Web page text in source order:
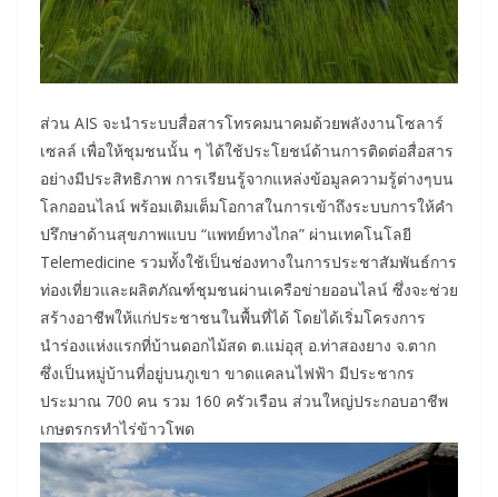
ส่วน AIS จะนำระบบสื่อสารโทรคมนาคมด้วยพลังงานโซลาร์
เซลล์ เพื่อให้ชุมชนนั้น ๆ ได้ใช้ประโยชน์ด้านการติดต่อสื่อสาร
อย่างมีประสิทธิภาพ การเรียนรู้จากแหล่งข้อมูลความรู้ต่างๆบน
โลกออนไลน์ พร้อมเติมเต็มโอกาสในการเข้าถึงระบบการให้คำ
ปรึกษาด้านสุขภาพแบบ “แพทย์ทางไกล” ผ่านเทคโนโลยี
Telemedicine รวมทั้งใช้เป็นช่องทางในการประชาสัมพันธ์การ
ท่องเที่ยวและผลิตภัณฑ์ชุมชนผ่านเครือข่ายออนไลน์ ซึ่งจะช่วย
สร้างอาชีพให้แก่ประชาชนในพื้นที่ได้ โดยได้เริ่มโครงการ
นำร่องแห่งแรกที่บ้านดอกไม้สด ต.แม่อุสุ อ.ท่าสองยาง จ.ตาก
ซึ่งเป็นหมู่บ้านที่อยู่บนภูเขา ขาดแคลนไฟฟ้า มีประชากร
ประมาณ 700 คน รวม 160 ครัวเรือน ส่วนใหญ่ประกอบอาชีพ
เกษตรกรทำไร่ข้าวโพด